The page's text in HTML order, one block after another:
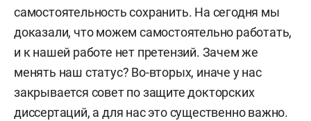
самостоятельность сохранить. На сегодня мы
доказали, что можем самостоятельно работать,
и к нашей работе нет претензий. Зачем же
менять наш статус? Во-вторых, иначе у нас
закрывается совет по защите докторских
диссертаций, а для нас это существенно важно.